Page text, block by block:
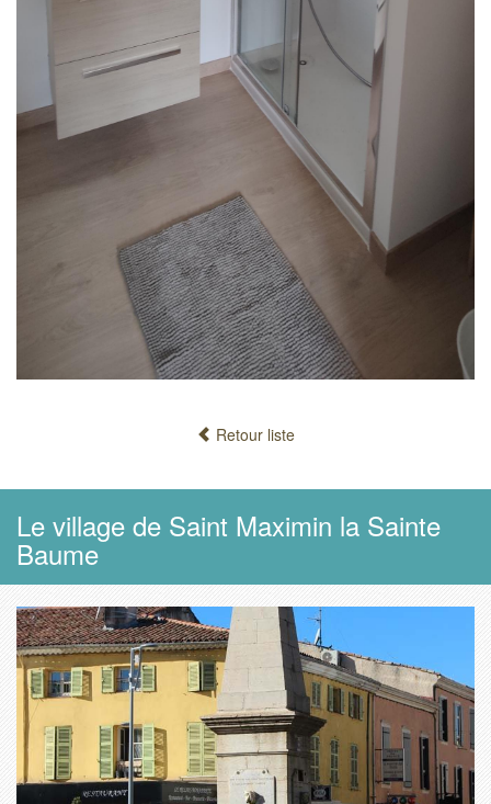
Retour liste
Le village de Saint Maximin la Sainte
Baume